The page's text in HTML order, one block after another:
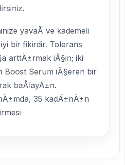
yavaÅ ve kademeli
bir fikirdir. Tolerans
arttÄ±rmak iÃ§in; iki
Boost Serum iÃ§eren bir
baÅlayÄ±n.
35 kadÄ±nÄ±n